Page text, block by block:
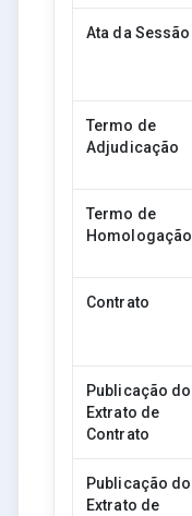
Ata da Sessão
Termo de
Adjudicação
Termo de
Homologação
Contrato
Publicação do
Extrato de
Contrato
Publicação do
Extrato de